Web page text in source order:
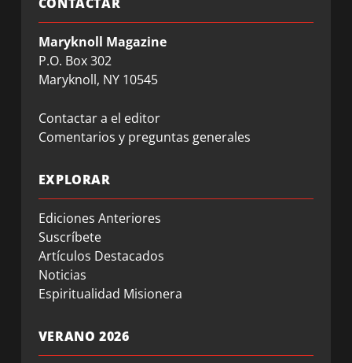
Maryknoll Magazine
P.O. Box 302
Maryknoll, NY 10545
Contactar a el editor
Comentarios y preguntas generales
EXPLORAR
Ediciones Anteriores
Suscríbete
Artículos Destacados
Noticias
Espiritualidad Misionera
VERANO 2026